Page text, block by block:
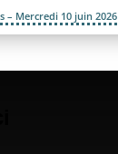
– Mercredi 10 juin 2026